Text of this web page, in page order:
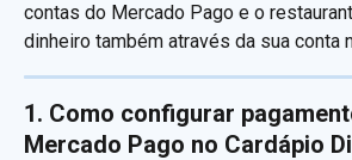
contas do Mercado Pago e o
dinheiro também através da sua conta
1. Como configurar
Mercado Pago no Cardápio